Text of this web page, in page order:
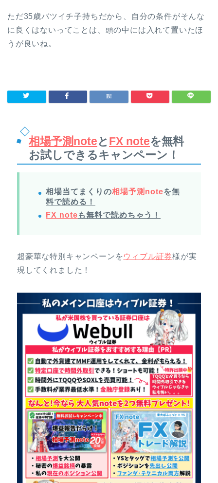
ただ35歳バツイチ子持ちだから、自分の条件がそんな
に良くはないってことは、頭の中には入れて置いたほ
うが良いね。
相場予測noteとFX noteを無料
お試しできるキャンペーン！
相場当てまくりの相場予測noteを無
料で読める！
FX note も無料で読めちゃう！
超豪華な特別キャンペーンを ウィブル証券様が実
現してくれました！